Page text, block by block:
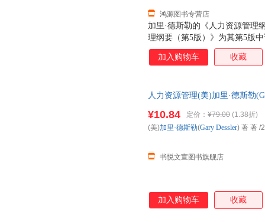
加里·德斯勒的《人力资源管理
理纲要（第5版）》为其第5版
10章加模块A，阐述了人力资
工测试与甄选、培训发展、绩
版）》不仅适合大学本科阶段
鸿源图书专营店
加入购物车 收藏
人力资源管理(美)加里·德斯勒
放心选购
¥10.84 定价： ¥79.00 (1.38折)
书悦文宣图书旗舰店
(美)加里·德斯勒(Gary Dessler) 著 著 /
加入购物车 收藏